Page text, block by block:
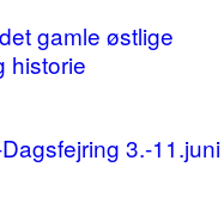
gamle østlige
historie
3.-11.juni